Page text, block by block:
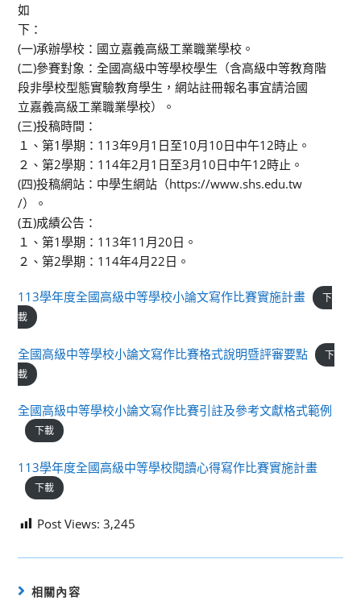
如
下：
(一)承辦學校：國立嘉義高級工業職業學校。
(二)參賽對象：全國高級中等學校學生（含高級中等教育階
段非學校型態實驗教育學生，網站註冊報名事宜請洽國
立嘉義高級工業職業學校）。
(三)投稿時間：
１、第1學期：113年9月1日至10月10日中午12時止。
２、第2學期：114年2月1日至3月10日中午12時止。
(四)投稿網站：中學生網站（https://www.shs.edu.tw
/）。
(五)成績公告：
１、第1學期：113年11月20日。
２、第2學期：114年4月22日。
113學年度全國高級中等學校小論文寫作比賽實施計畫
下
載
全國高級中等學校小論文寫作比賽格式說明暨評審要點
下
載
全國高級中等學校小論文寫作比賽引註及參考文獻格式範例
下載
113學年度全國高級中等學校閱讀心得寫作比賽實施計畫
下載
Post Views: 3,245
相關內容